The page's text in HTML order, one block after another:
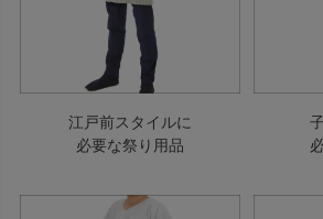
江戸前スタイルに
必要な祭り用品